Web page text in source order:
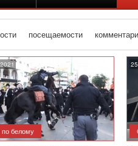
посещаемости
белому